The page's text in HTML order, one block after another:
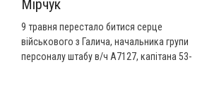
Мірчук
9 травня перестало битися серце
військового з Галича, начальника групи
персоналу штабу в/ч А7127, капітана 53-